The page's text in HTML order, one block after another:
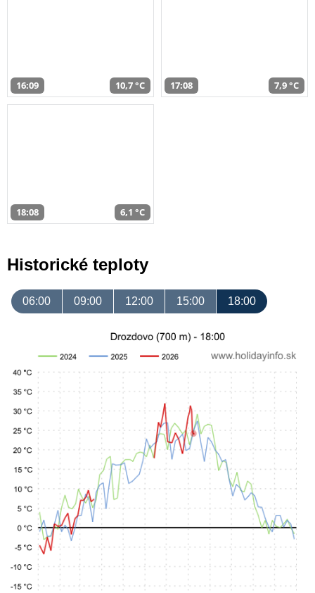
16:09 10,7 °C 17:08 7,9 °C
18:08 6,1 °C
Historické teploty
06:00 09:00 12:00 15:00 18:00